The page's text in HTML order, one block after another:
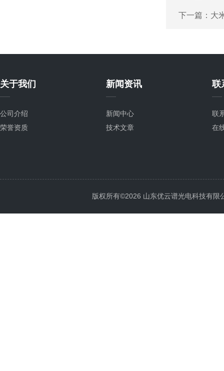
下一篇： 大
关于我们
公司介绍
荣誉资质
新闻资讯
新闻中心
技术文章
联
联
在
版权所有©2026 山东优云谱光电科技有